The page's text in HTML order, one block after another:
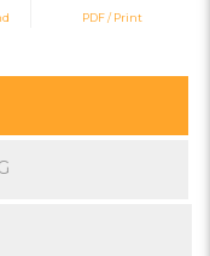
PDF / Print